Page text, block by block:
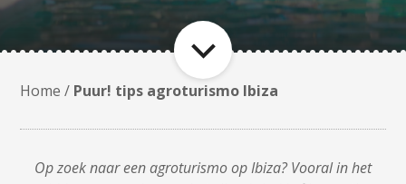
Home / Puur! tips agroturismo Ibiza
Op zoek naar een agroturismo op Ibiza? Vooral in het